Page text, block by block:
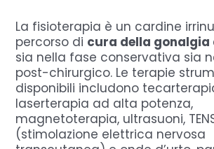
La fisioterapia è un cardine
percorso di cura della gonalgia
sia nella fase conservativa sia
post-chirurgico. Le terapie
disponibili includono
laserterapia ad alta potenza,
magnetoterapia, ultrasuoni,
(stimolazione elettrica nervosa